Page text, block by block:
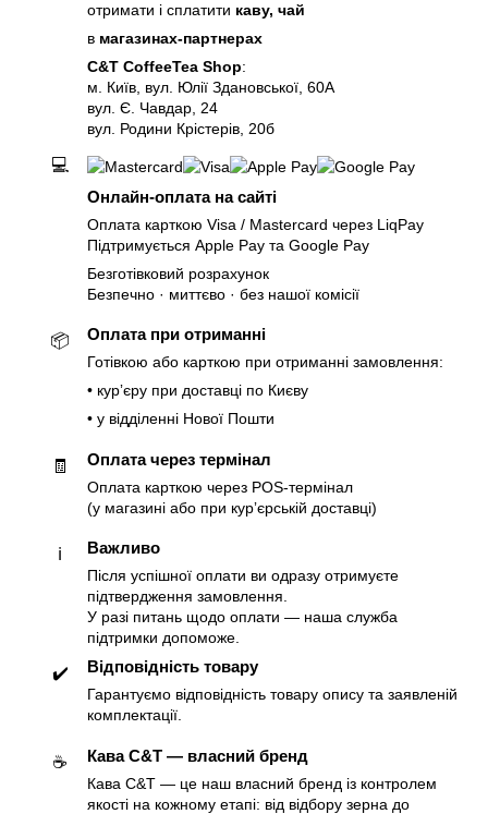
отримати і сплатити каву, чай
в магазинах-партнерах
C&T CoffeeTea Shop:
м. Київ, вул. Юлії Здановської, 60А
вул. Є. Чавдар, 24
вул. Родини Крістерів, 20б
💻
Онлайн-оплата на сайті
Оплата карткою Visa / Mastercard через LiqPay
Підтримується Apple Pay та Google Pay
Безготівковий розрахунок
Безпечно · миттєво · без нашої комісії
📦 Оплата при отриманні
Готівкою або карткою при отриманні замовлення:
• курʼєру при доставці по Києву
• у відділенні Нової Пошти
🧾 Оплата через термінал
Оплата карткою через POS-термінал
(у магазині або при курʼєрській доставці)
ℹ️ Важливо
Після успішної оплати ви одразу отримуєте
підтвердження замовлення.
У разі питань щодо оплати — наша служба
підтримки допоможе.
✔️ Відповідність товару
Гарантуємо відповідність товару опису та заявленій
комплектації.
☕️ Кава C&T — власний бренд
Кава C&T — це наш власний бренд із контролем
якості на кожному етапі: від відбору зерна до